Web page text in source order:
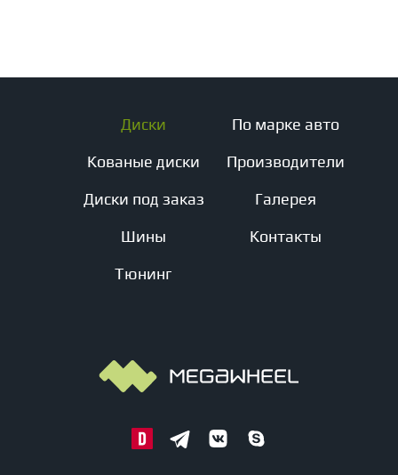
Диски
Кованые диски
Диски под заказ
Шины
Тюнинг
По марке авто
Производители
Галерея
Контакты